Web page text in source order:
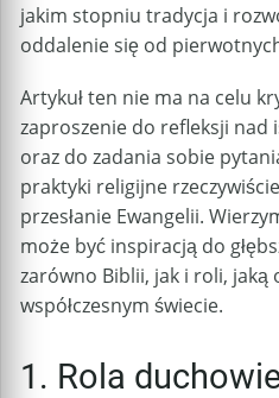
jakim stopniu tradycja i
oddalenie się od
Artykuł ten nie ma na celu
zaproszenie do refleksji nad
oraz do zadania sobie
praktyki religijne
przesłanie Ewangelii.
może być inspiracją do
zarówno Biblii, jak i roli, jaką
współczesnym świecie.
1. Rola